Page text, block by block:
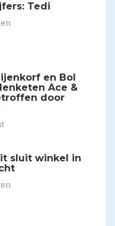
Tedi
en Bol
Ace &
door
sluit winkel in